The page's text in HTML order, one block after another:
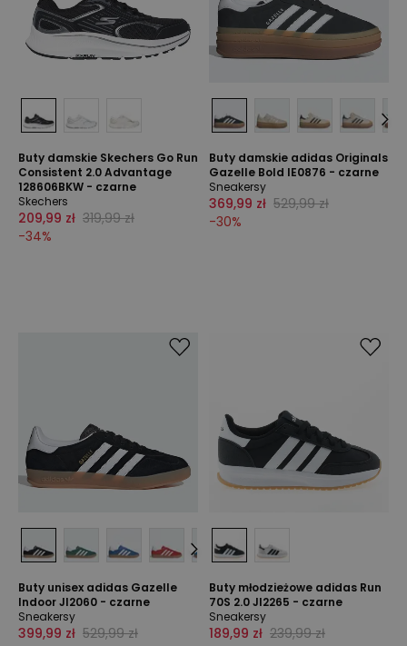
Buty damskie Skechers Go Run
Consistent 2.0 Advantage
128606BKW - czarne
Skechers
209,99 zł 319,99 zł
-34%
Buty damskie adidas Originals
Gazelle Bold IE0876 - czarne
Sneakersy
369,99 zł 529,99 zł
-30%
Buty unisex adidas Gazelle
Indoor JI2060 - czarne
Sneakersy
399,99 zł 529,99 zł
Buty młodzieżowe adidas Run
70S 2.0 JI2265 - czarne
Sneakersy
189,99 zł 239,99 zł